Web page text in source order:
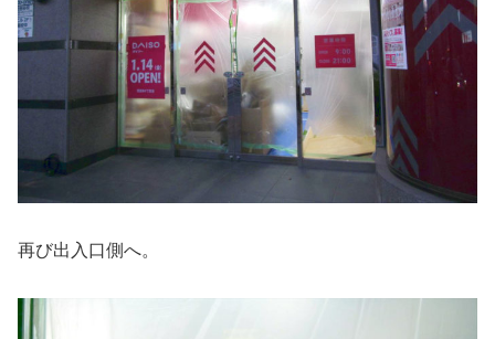
再び出入口側へ。